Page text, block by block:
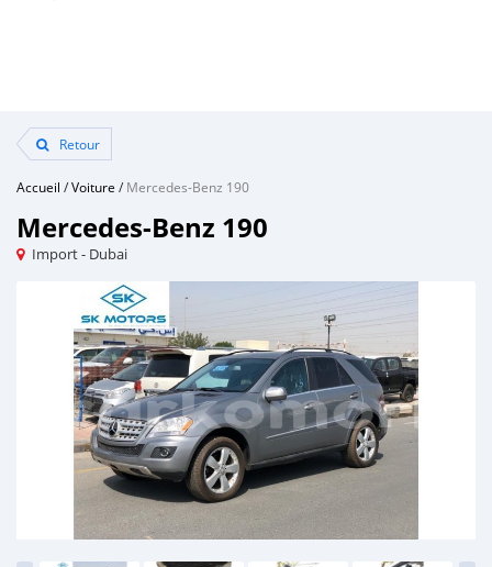
Retour
Accueil /Voiture /Mercedes-Benz 190
Mercedes-Benz 190
Import - Dubai